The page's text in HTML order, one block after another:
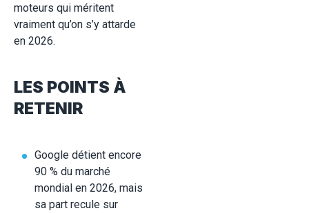
moteurs qui méritent
vraiment qu’on s’y attarde
en 2026.
LES POINTS À
RETENIR
Google détient encore
90 % du marché
mondial en 2026, mais
sa part recule sur